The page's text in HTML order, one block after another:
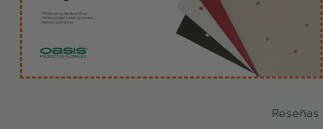
Usa la solución Floral Cleaner para desinfectar, limpiar y desodorizar
cubos de flores, jarrones, recipientes, herramientas, superficies de
trabajo, refrigeradores, áreas de envío y empaque. Para cultivadores,
mayoristas, fabricantes de ramos, supermercados y floristas
profesionales.